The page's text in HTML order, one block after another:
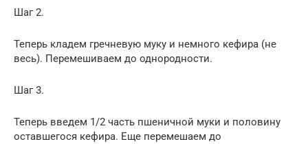
Шаг 2.
Теперь кладем гречневую муку и немного кефира (не
весь). Перемешиваем до однородности.
Шаг 3.
Теперь введем 1/2 часть пшеничной муки и половину
оставшегося кефира. Еще перемешаем до